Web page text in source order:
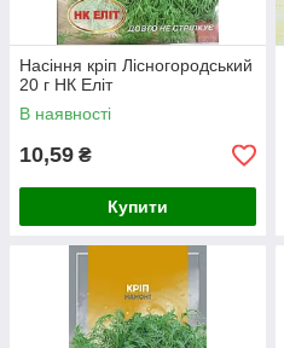
Насіння кріп Лісногородський
20 г НК Еліт
В наявності
10,59 ₴
Купити